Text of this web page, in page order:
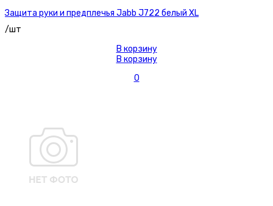
Защита руки и предплечья Jabb J722 белый XL
/шт
В корзину
В корзину
0